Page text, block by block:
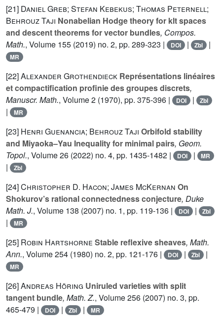
[21] Daniel Greb; Stefan Kebekus; Thomas Peternell;
Behrouz Taji Nonabelian Hodge theory for klt spaces
and descent theorems for vector bundles, Compos.
Math., Volume 155 (2019) no. 2, pp. 289-323 | DOI | Zbl |
MR
[22]Alexander Grothendieck Représentations linéaires
et compactification profinie des groupes discrets,
Manuscr. Math., Volume 2 (1970), pp. 375-396 | DOI | Zbl
| MR
[23] Henri Guenancia; Behrouz Taji Orbifold stability
and Miyaoka–Yau Inequality for minimal pairs, Geom.
Topol., Volume 26 (2022) no. 4, pp. 1435-1482 | DOI | MR
| Zbl
[24]Christopher D. Hacon; James McKernan On
Shokurov’s rational connectedness conjecture, Duke
Math. J., Volume 138 (2007) no. 1, pp. 119-136 | DOI | Zbl
| MR
[25] Robin Hartshorne Stable reflexive sheaves, Math.
Ann., Volume 254 (1980) no. 2, pp. 121-176 | DOI | Zbl |
MR
[26]Andreas Höring Uniruled varieties with split
tangent bundle, Math. Z., Volume 256 (2007) no. 3, pp.
465-479 |
DOI | Zbl | MR